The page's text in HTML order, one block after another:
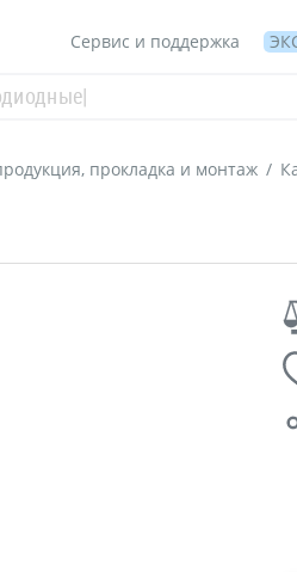
Сервис и поддержка
прокладка и монтаж /